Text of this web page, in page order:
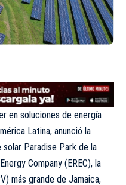
en soluciones de energía
Latina, anunció la
Paradise Park de la
Company (EREC), la
más grande de Jamaica,